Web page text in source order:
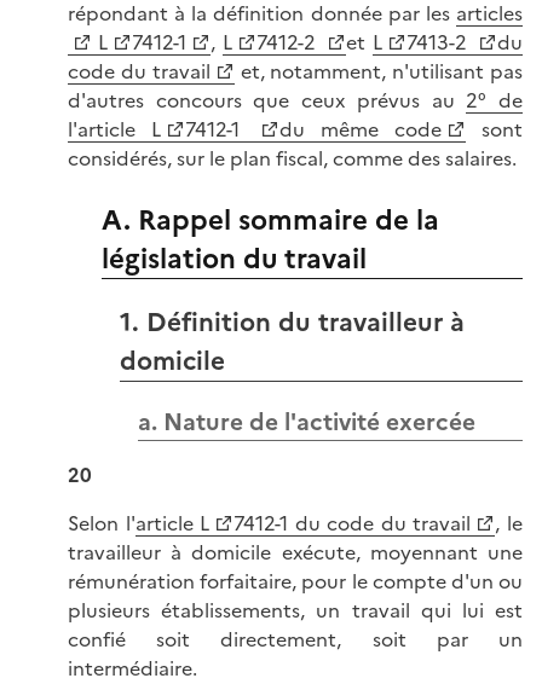
répondant à la définition donnée par les articles
L
7412-1 , L 7412-2 et L 7413-2
du
code du travail
et, notamment, n'utilisant pas
d'autres concours que ceux prévus au 2° de
l'article L
7412-1 du même code
sont
considérés, sur le plan fiscal, comme des salaires.
A. Rappel sommaire de la
législation du travail
1. Définition du travailleur à
domicile
a. Nature de l'activité exercée
20
Selon l'article L 7412-1 du code du travail
, le
travailleur à domicile exécute, moyennant une
rémunération forfaitaire, pour le compte d'un ou
plusieurs établissements, un travail qui lui est
confié soit directement, soit par un
intermédiaire.